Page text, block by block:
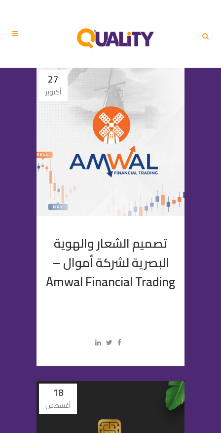
27
أكتوبر
تصميم الشعار والهوية
البصرية لشركة أموال –
Amwal Financial Trading
...
18
أغسطس